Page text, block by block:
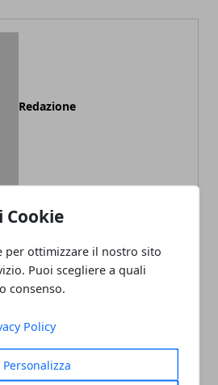
Cookie
per ottimizzare il nostro sito
Puoi scegliere a quali
consenso.
Policy
Personalizza
Redazione